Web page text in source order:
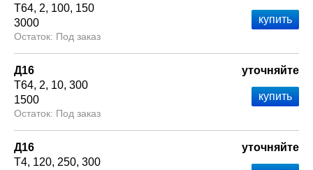
Т64 2 100 150
3000
Под заказ
Д16
Т64 2 10 300
1500
Под заказ
уточняйте
Д16
Т4 120 250 300
уточняйте